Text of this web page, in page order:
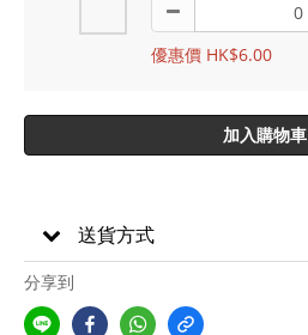
優惠價 HK$6.00
加入購物車
送貨方式
分享到